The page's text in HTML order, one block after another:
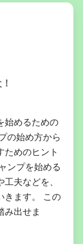
始めるための
の始め方から
ためのヒント
ンプを始める
夫などを、
きます。 この
み出せま